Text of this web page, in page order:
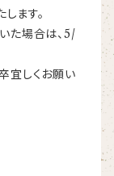
ます。
た場合は、5/
宜しくお願い